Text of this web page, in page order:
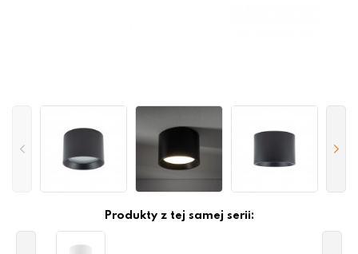
Produkty z tej samej serii: